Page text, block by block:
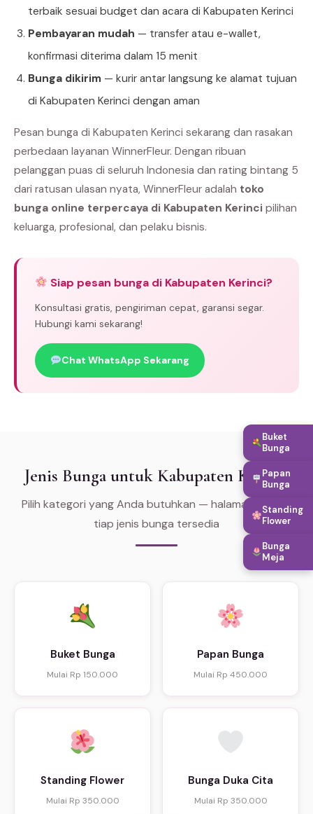
terbaik sesuai budget dan acara di Kabupaten Kerinci
Pembayaran mudah — transfer atau e-wallet,
konfirmasi diterima dalam 15 menit
Bunga dikirim — kurir antar langsung ke alamat tujuan
di Kabupaten Kerinci dengan aman
Pesan bunga di Kabupaten Kerinci sekarang dan rasakan
perbedaan layanan WinnerFleur. Dengan ribuan
pelanggan puas di seluruh Indonesia dan rating bintang 5
dari ratusan ulasan nyata, WinnerFleur adalah toko
bunga online terpercaya di Kabupaten Kerinci pilihan
keluarga, profesional, dan pelaku bisnis.
Siap pesan bunga di Kabupaten Kerinci?
Konsultasi gratis, pengiriman cepat, garansi segar.
Hubungi kami sekarang!
Chat WhatsApp Sekarang
Jenis Bunga untuk Kabupaten Kerinci
Pilih kategori yang Anda butuhkan — halaman khusus
tiap jenis bunga tersedia
Buket Bunga
Mulai Rp 150.000
Papan Bunga
Mulai Rp 450.000
Standing Flower
Mulai Rp 350.000
Bunga Duka Cita
Mulai Rp 350.000
Buket
Bunga
Papan
Bunga
Standing
Flower
Bunga
Meja